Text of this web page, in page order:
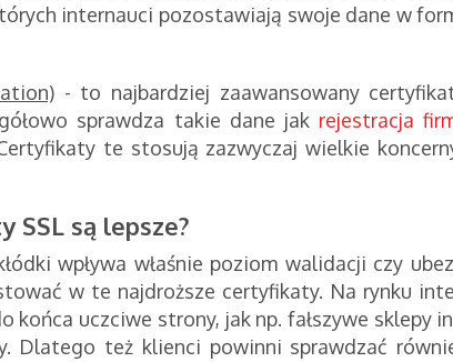
internauci pozostawiają swoje dane w
- to najbardziej zaawansowany
sprawdza takie dane jak rejestracja
te stosują zazwyczaj wielkie
SSL są lepsze?
wpływa właśnie poziom walidacji czy
w te najdroższe certyfikaty. Na rynku
końca uczciwe strony, jak np. fałszywe sklepy
Dlatego też klienci powinni sprawdzać